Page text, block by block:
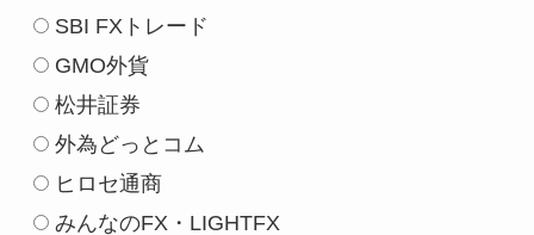
SBI FXトレード
GMO外貨
松井証券
外為どっとコム
ヒロセ通商
みんなのFX・LIGHTFX